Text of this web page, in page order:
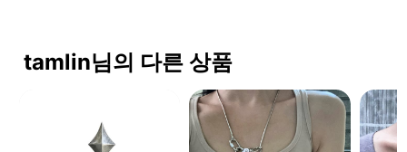
tamlin님의 다른 상품